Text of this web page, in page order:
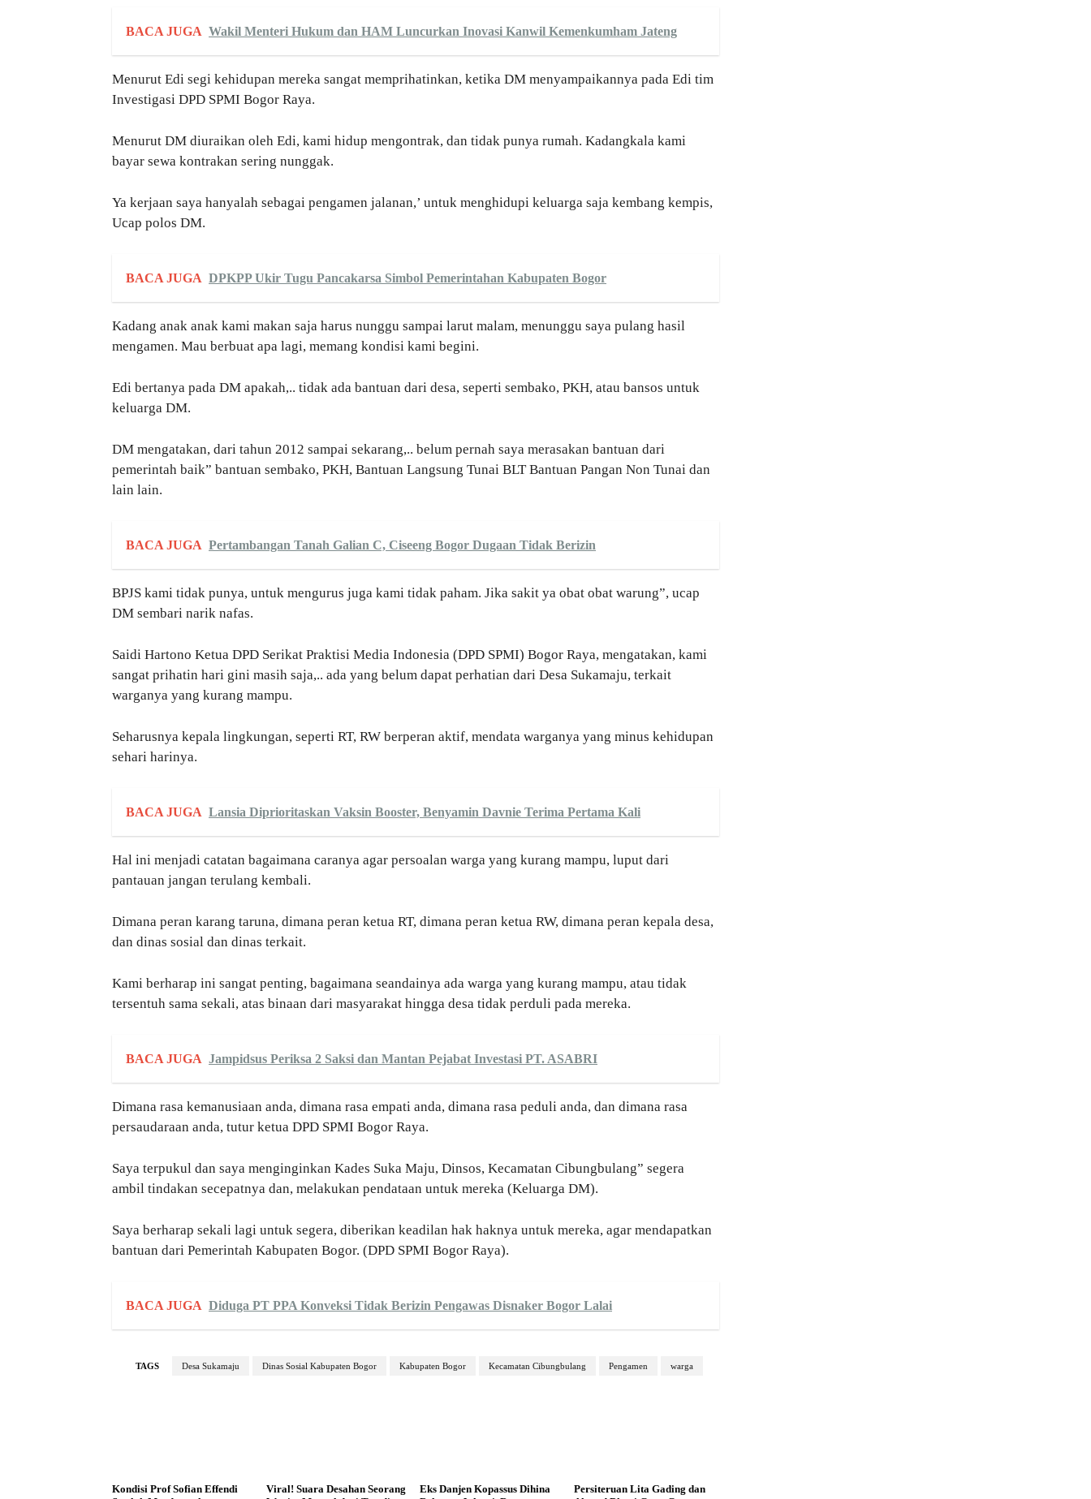
BACA JUGA Wakil Menteri Hukum dan HAM Luncurkan Inovasi Kanwil Kemenkumham Jateng
Menurut Edi segi kehidupan mereka sangat memprihatinkan, ketika DM menyampaikannya pada Edi tim
Investigasi DPD SPMI Bogor Raya.
Menurut DM diuraikan oleh Edi, kami hidup mengontrak, dan tidak punya rumah. Kadangkala kami
bayar sewa kontrakan sering nunggak.
Ya kerjaan saya hanyalah sebagai pengamen jalanan,’ untuk menghidupi keluarga saja kembang kempis,
Ucap polos DM.
BACA JUGA DPKPP Ukir Tugu Pancakarsa Simbol Pemerintahan Kabupaten Bogor
Kadang anak anak kami makan saja harus nunggu sampai larut malam, menunggu saya pulang hasil
mengamen. Mau berbuat apa lagi, memang kondisi kami begini.
Edi bertanya pada DM apakah,.. tidak ada bantuan dari desa, seperti sembako, PKH, atau bansos untuk
keluarga DM.
DM mengatakan, dari tahun 2012 sampai sekarang,.. belum pernah saya merasakan bantuan dari
pemerintah baik” bantuan sembako, PKH, Bantuan Langsung Tunai BLT Bantuan Pangan Non Tunai dan
lain lain.
BACA JUGA Pertambangan Tanah Galian C, Ciseeng Bogor Dugaan Tidak Berizin
BPJS kami tidak punya, untuk mengurus juga kami tidak paham. Jika sakit ya obat obat warung”, ucap
DM sembari narik nafas.
Saidi Hartono Ketua DPD Serikat Praktisi Media Indonesia (DPD SPMI) Bogor Raya, mengatakan, kami
sangat prihatin hari gini masih saja,.. ada yang belum dapat perhatian dari Desa Sukamaju, terkait
warganya yang kurang mampu.
Seharusnya kepala lingkungan, seperti RT, RW berperan aktif, mendata warganya yang minus kehidupan
sehari harinya.
BACA JUGA Lansia Diprioritaskan Vaksin Booster, Benyamin Davnie Terima Pertama Kali
Hal ini menjadi catatan bagaimana caranya agar persoalan warga yang kurang mampu, luput dari
pantauan jangan terulang kembali.
Dimana peran karang taruna, dimana peran ketua RT, dimana peran ketua RW, dimana peran kepala desa,
dan dinas sosial dan dinas terkait.
Kami berharap ini sangat penting, bagaimana seandainya ada warga yang kurang mampu, atau tidak
tersentuh sama sekali, atas binaan dari masyarakat hingga desa tidak perduli pada mereka.
BACA JUGA Jampidsus Periksa 2 Saksi dan Mantan Pejabat Investasi PT. ASABRI
Dimana rasa kemanusiaan anda, dimana rasa empati anda, dimana rasa peduli anda, dan dimana rasa
persaudaraan anda, tutur ketua DPD SPMI Bogor Raya.
Saya terpukul dan saya menginginkan Kades Suka Maju, Dinsos, Kecamatan Cibungbulang” segera
ambil tindakan secepatnya dan, melakukan pendataan untuk mereka (Keluarga DM).
Saya berharap sekali lagi untuk segera, diberikan keadilan hak haknya untuk mereka, agar mendapatkan
bantuan dari Pemerintah Kabupaten Bogor. (DPD SPMI Bogor Raya).
BACA JUGA Diduga PT PPA Konveksi Tidak Berizin Pengawas Disnaker Bogor Lalai
TAGS Desa Sukamaju Dinas Sosial Kabupaten Bogor Kabupaten Bogor Kecamatan Cibungbulang Pengamen warga
Kondisi Prof Sofian Effendi
Viral! Suara Desahan Seorang
Eks Danjen Kopassus Dihina
Persiteruan Lita Gading dan